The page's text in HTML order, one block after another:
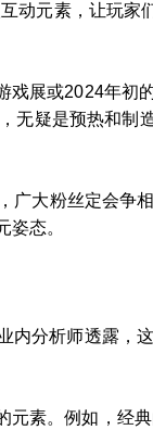
动元素，让玩家
戏展或2024年初
无疑是预热和制
广大粉丝定会争
态。
内分析师透露，
素。例如，经典